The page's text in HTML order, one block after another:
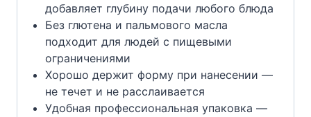
добавляет глубину подачи любого блюда
Без глютена и пальмового масла
подходит для людей с пищевыми
ограничениями
Хорошо держит форму при нанесении —
не течет и не расслаивается
Удобная профессиональная упаковка —